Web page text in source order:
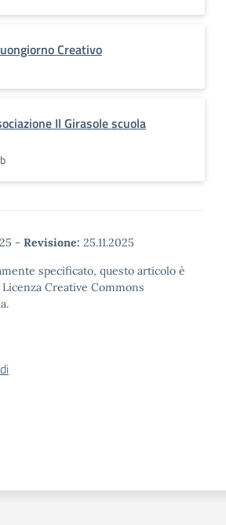
Creativo
Il Girasole scuola
- Revisione: 25.11.2025
specificato, questo articolo è
Creative Commons